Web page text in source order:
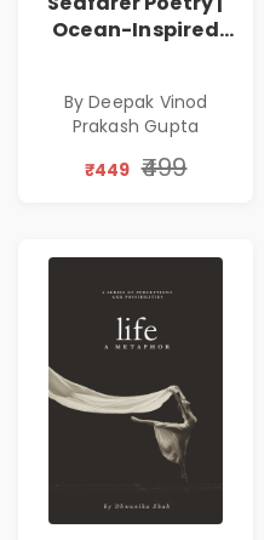
Ocean-Inspired
By Deepak Vinod
Prakash Gupta
₹449 ₹499